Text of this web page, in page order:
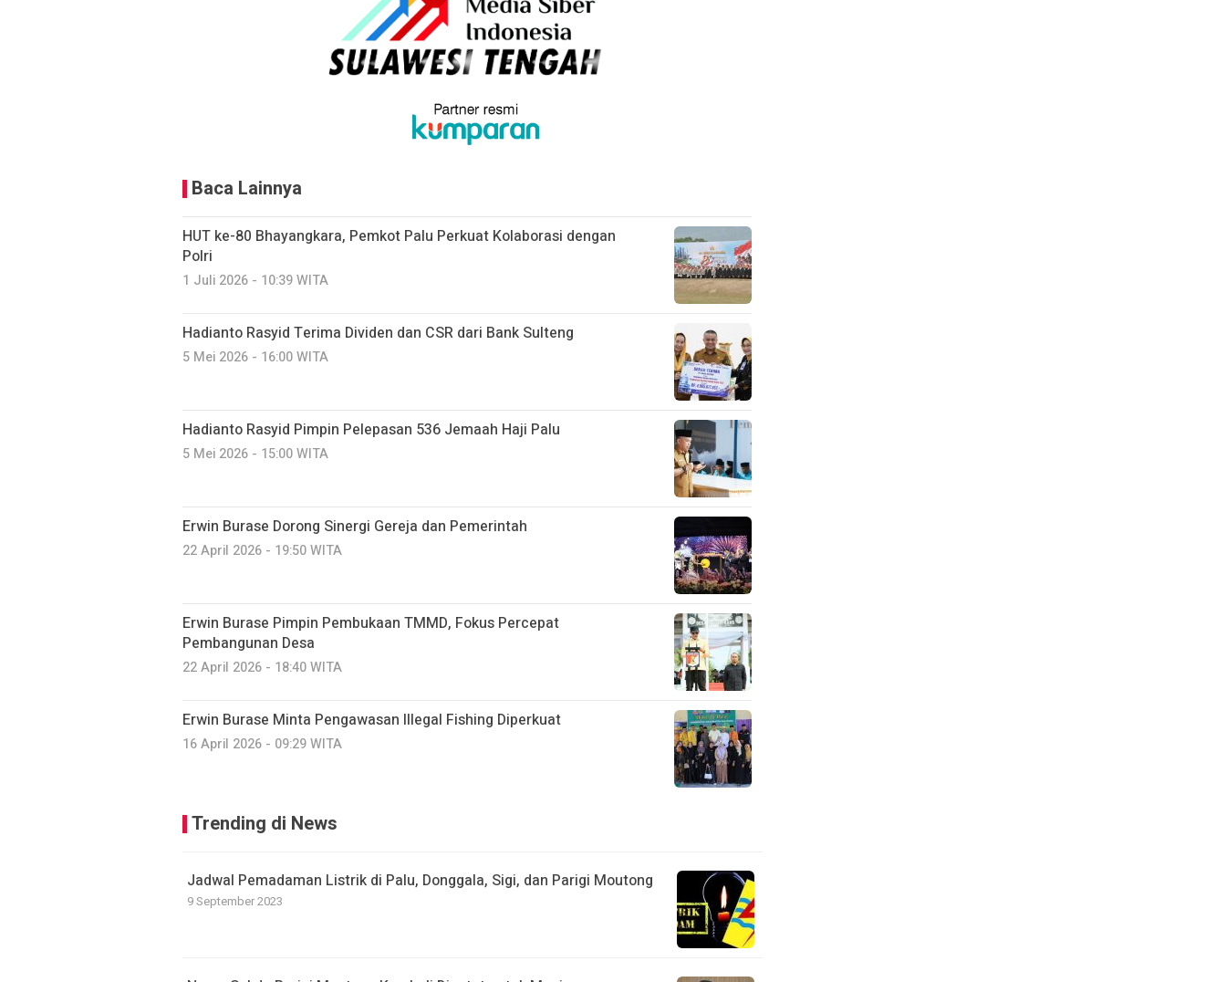
Baca Lainnya
HUT ke-80 Bhayangkara, Pemkot Palu Perkuat Kolaborasi dengan
Polri
1 Juli 2026 - 10:39 WITA
Hadianto Rasyid Terima Dividen dan CSR dari Bank Sulteng
5 Mei 2026 - 16:00 WITA
Hadianto Rasyid Pimpin Pelepasan 536 Jemaah Haji Palu
5 Mei 2026 - 15:00 WITA
Erwin Burase Dorong Sinergi Gereja dan Pemerintah
22 April 2026 - 19:50 WITA
Erwin Burase Pimpin Pembukaan TMMD, Fokus Percepat
Pembangunan Desa
22 April 2026 - 18:40 WITA
Erwin Burase Minta Pengawasan Illegal Fishing Diperkuat
16 April 2026 - 09:29 WITA
Trending di News
Jadwal Pemadaman Listrik di Palu, Donggala, Sigi, dan Parigi Moutong
9 September 2023